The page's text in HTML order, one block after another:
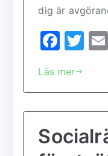
dig är
F
c
e
b
o
T
te
r
Läs mer